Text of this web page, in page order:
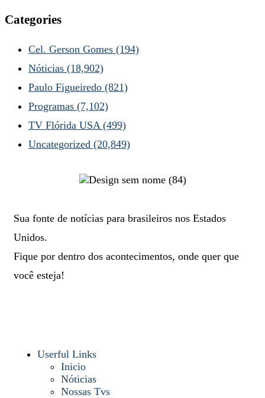
Categories
Cel. Gerson Gomes (194)
Nóticias (18,902)
Paulo Figueiredo (821)
Programas (7,102)
TV Flórida USA (499)
Uncategorized (20,849)
Sua fonte de notícias para brasileiros nos Estados
Unidos.
Fique por dentro dos acontecimentos, onde quer que
você esteja!
Userful Links
Inicio
Nóticias
Nossas Tvs